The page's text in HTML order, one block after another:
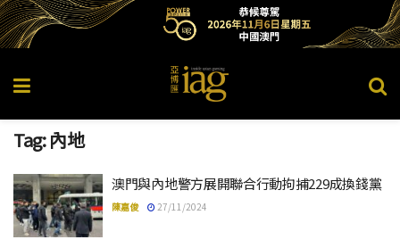
Tag:內地
澳門與內地警方展開聯合行動拘捕229成換錢黨
陳嘉俊 27/11/2024